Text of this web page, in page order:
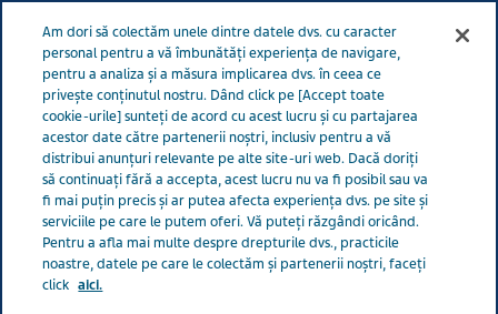
GRIJĂ PENTRU VIAȚĂ
România Grijă pentru viață Toate povestile
pentru a susține pe cineva drag care suferă de scleroză multiplă (SM)
Cum să susții pe cineva care
suferă de scleroză multiplă
Am dori să colectăm unele dintre datele dvs. cu caracter
personal pentru a vă îmbunătăți experiența de navigare,
pentru a analiza și a măsura implicarea dvs. în ceea ce
privește conținutul nostru. Dând click pe [Accept toate
cookie-urile] sunteți de acord cu acest lucru și cu partajarea
acestor date către partenerii noștri, inclusiv pentru a vă
distribui anunțuri relevante pe alte site-uri web. Dacă doriți
să continuați fără a accepta, acest lucru nu va fi posibil sau va
fi mai puțin precis și ar putea afecta experiența dvs. pe site și
serviciile pe care le putem oferi. Vă puteți răzgândi oricând.
Pentru a afla mai multe despre drepturile dvs., practicile
noastre, datele pe care le colectăm și partenerii noștri, faceți
click aici.